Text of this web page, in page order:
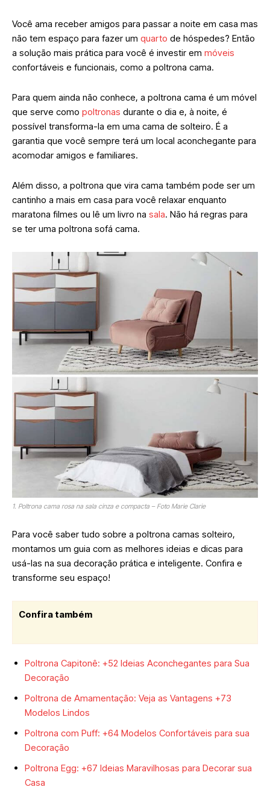
Você ama receber amigos para passar a noite em casa mas
não tem espaço para fazer um quarto de hóspedes? Então
a solução mais prática para você é investir em móveis
confortáveis e funcionais, como a poltrona cama.
Para quem ainda não conhece, a poltrona cama é um móvel
que serve como poltronas durante o dia e, à noite, é
possível transforma-la em uma cama de solteiro. É a
garantia que você sempre terá um local aconchegante para
acomodar amigos e familiares.
Além disso, a poltrona que vira cama também pode ser um
cantinho a mais em casa para você relaxar enquanto
maratona filmes ou lê um livro na sala. Não há regras para
se ter uma poltrona sofá cama.
1. Poltrona cama rosa na sala cinza e compacta – Foto Marie Clarie
Para você saber tudo sobre a poltrona camas solteiro,
montamos um guia com as melhores ideias e dicas para
usá-las na sua decoração prática e inteligente. Confira e
transforme seu espaço!
Confira também
Poltrona Capitonê: +52 Ideias Aconchegantes para Sua
Decoração
Poltrona de Amamentação: Veja as Vantagens +73
Modelos Lindos
Poltrona com Puff: +64 Modelos Confortáveis para sua
Decoração
Poltrona Egg: +67 Ideias Maravilhosas para Decorar sua
Casa